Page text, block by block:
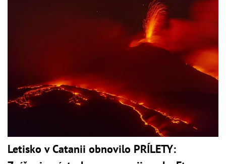
Letisko v Catanii obnovilo PRÍLETY: